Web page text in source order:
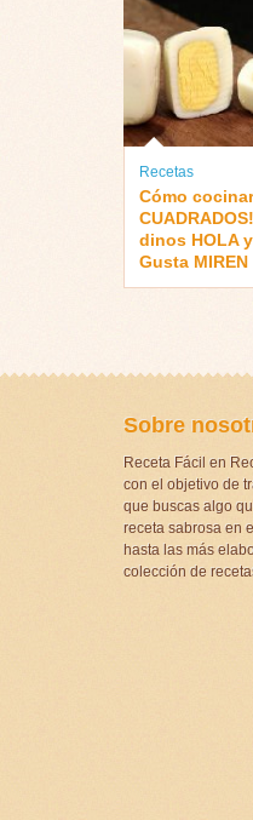
Recetas
Cómo
dinos HOLA
Gusta
Sobre
Receta Fácil en
con el objetivo de
que buscas algo
receta sabrosa en
hasta las más
colección de